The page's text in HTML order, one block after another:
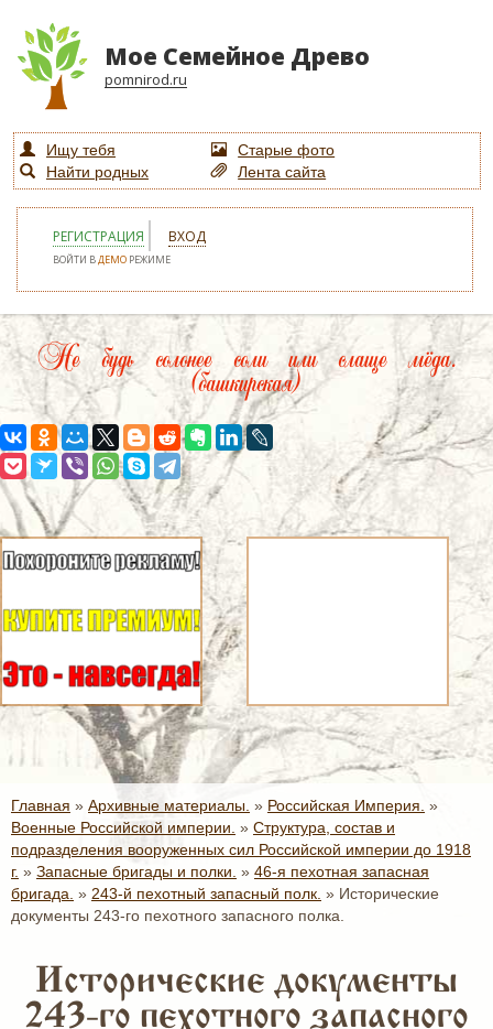
Мое Семейное Древо
pomnirod.ru
Ищу тебя
Старые фото
Найти родных
Лента сайта
РЕГИСТРАЦИЯ ВХОД
ВОЙТИ ВДЕМО РЕЖИМЕ
Не будь солонее соли или слаще мёда.
(башкирская)
Главная » Архивные материалы. » Российская Империя. »
Военные Российской империи. » Структура, состав и
подразделения вооруженных сил Российской империи до 1918
г. » Запасные бригады и полки. » 46-я пехотная запасная
бригада. » 243-й пехотный запасный полк. » Исторические
документы 243-го пехотного запасного полка.
Исторические документы
243-го пехотного запасного